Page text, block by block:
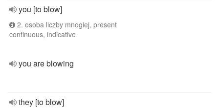
you [to blow]
2. osoba liczby mnogiej, present
continuous, indicative
you are blowing
they [to blow]